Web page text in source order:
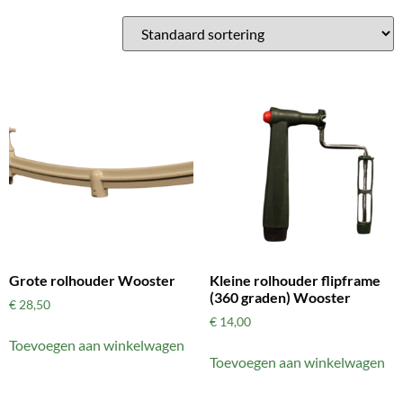
Grote rolhouder Wooster
€28,50
Toevoegen aan winkelwagen
Kleine rolhouder flipframe
(360 graden) Wooster
€14,00
Toevoegen aan winkelwagen